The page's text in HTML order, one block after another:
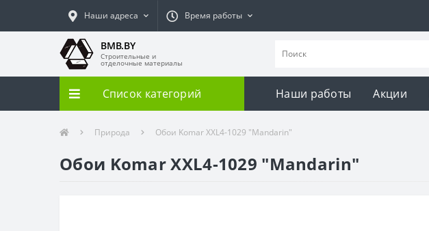
Наши адреса Время работы
BMB.BY
Строительные и
отделочные материалы
Список категорий Наши работы Акции
Природа Обои Komar XXL4-1029 "Mandarin"
Обои Komar XXL4-1029 "Mandarin"